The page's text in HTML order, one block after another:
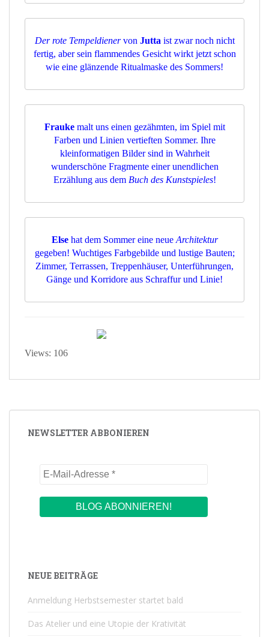
Der rote Tempeldienervon Jutta ist zwar noch nicht
fertig, aber sein flammendes Gesicht wirkt jetzt schon
wie eine glänzende Ritualmaske des Sommers!
Fraukemalt uns einen gezähmten, im Spiel mit
Farben und Linien vertieften Sommer. Ihre
kleinformatigen Bilder sind in Wahrheit
wunderschöne Fragmente einer unendlichen
Erzählung aus dem Buch des Kunstspieles!
Elsehat dem Sommer eine neue Architektur
gegeben! Wuchtiges Farbgebilde und lustige Bauten;
Zimmer, Terrassen, Treppenhäuser, Unterführungen,
Gänge und Korridore aus Schraffur und Linie!
Views: 106
NEWSLETTER ABBONIEREN
NEUE BEITRÄGE
Anmeldung Herbstsemester startet bald
Das Atelier und eine Utopie der Krativität